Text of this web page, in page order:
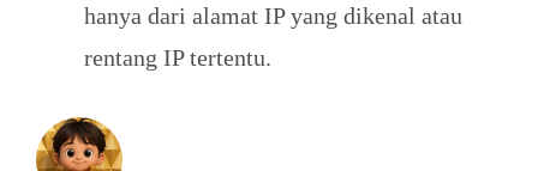
hanya dari alamat IP yang dikenal atau
rentang IP tertentu.